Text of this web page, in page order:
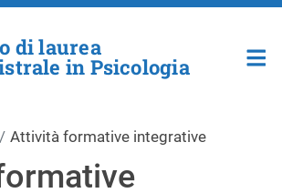
Salta al contenuto principale
di laurea
in Psicologia
Attività formative integrative